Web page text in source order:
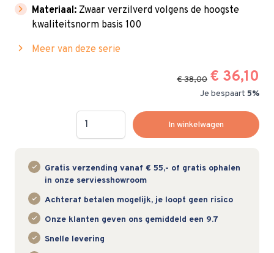
chevron_right Materiaal: Zwaar verzilverd volgens de hoogste
kwaliteitsnorm basis 100
chevron_right Meer van deze serie
€ 38,00 € 36,10
Je bespaart 5%
Hoeveelheid
In winkelwagen
Gratis verzending vanaf € 55,- of gratis ophalen
in onze serviesshowroom
Achteraf betalen mogelijk, je loopt geen risico
Onze klanten geven ons gemiddeld een 9.7
Snelle levering